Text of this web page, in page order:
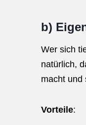
b)
Wer sich
natürlich,
macht und
Vorteile: